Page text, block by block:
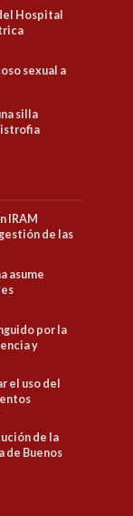
Hospital
sexual a
silla
IRAM
de las
asume
por la
y
el uso del
de la
de Buenos